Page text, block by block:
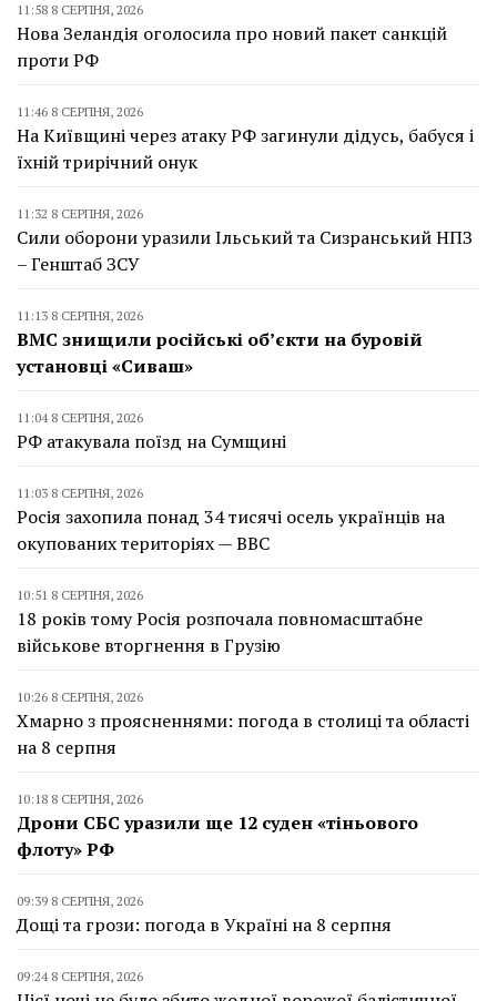
11:58 8 СЕРПНЯ, 2026
Нова Зеландія оголосила про новий пакет санкцій
проти РФ
11:46 8 СЕРПНЯ, 2026
На Київщині через атаку РФ загинули дідусь, бабуся і
їхній трирічний онук
11:32 8 СЕРПНЯ, 2026
Сили оборони уразили Ільський та Сизранський НПЗ
– Генштаб ЗСУ
11:13 8 СЕРПНЯ, 2026
ВМС знищили російські об’єкти на буровій
установці «Сиваш»
11:04 8 СЕРПНЯ, 2026
РФ атакувала поїзд на Сумщині
11:03 8 СЕРПНЯ, 2026
Росія захопила понад 34 тисячі осель українців на
окупованих територіях — BBC
10:51 8 СЕРПНЯ, 2026
18 років тому Росія розпочала повномасштабне
військове вторгнення в Грузію
10:26 8 СЕРПНЯ, 2026
Хмарно з проясненнями: погода в столиці та області
на 8 серпня
10:18 8 СЕРПНЯ, 2026
Дрони СБС уразили ще 12 суден «тіньового
флоту» РФ
09:39 8 СЕРПНЯ, 2026
Дощі та грози: погода в Україні на 8 серпня
09:24 8 СЕРПНЯ, 2026